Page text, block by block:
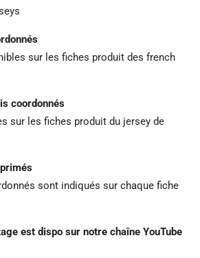
sur les fiches produit des french
coordonnés
sur les fiches produit du jersey de
sont indiqués sur chaque fiche
est dispo sur notre chaîne YouTube